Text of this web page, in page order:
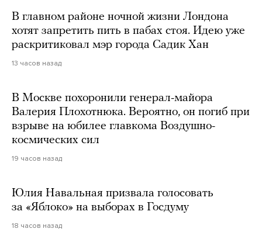
В главном районе ночной жизни Лондона
хотят запретить пить в пабах стоя. Идею уже
раскритиковал мэр города Садик Хан
13 часов назад
В Москве похоронили генерал-майора
Валерия Плохотнюка. Вероятно, он погиб при
взрыве на юбилее главкома Воздушно-
космических сил
19 часов назад
Юлия Навальная призвала голосовать
за «Яблоко» на выборах в Госдуму
18 часов назад